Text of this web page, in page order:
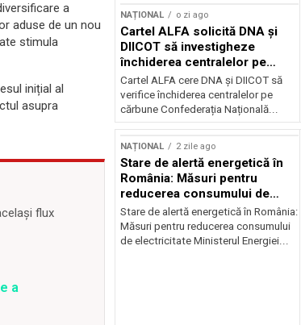
a
aduse de un nou
stimula
inițial al
asupra
flux
a
NAȚIONAL o zi ago
Cartel ALFA solicită DNA și
DIICOT să investigheze
închiderea centralelor pe
cărbune
Cartel ALFA cere DNA și DIICOT să
verifice închiderea centralelor pe
cărbune Confederația Națională...
NAȚIONAL 2 zile ago
Stare de alertă energetică în
România: Măsuri pentru
reducerea consumului de
electricitate
Stare de alertă energetică în România:
Măsuri pentru reducerea consumului
de electricitate Ministerul Energiei...